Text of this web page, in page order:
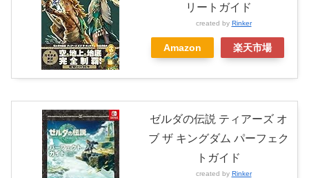
リートガイド
created by Rinker
Amazon 楽天市場
ゼルダの伝説 ティアーズ オ
ブ ザ キングダム パーフェク
トガイド
created by Rinker